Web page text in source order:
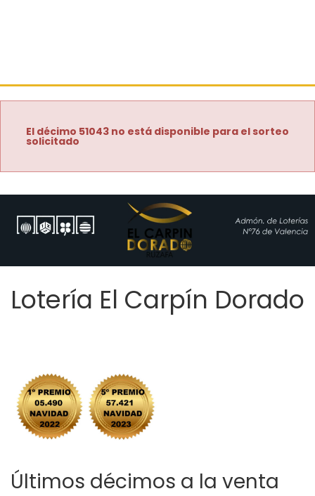
El décimo 51043 no está disponible para el sorteo
solicitado
Lotería El Carpín Dorado
Últimos décimos a la venta